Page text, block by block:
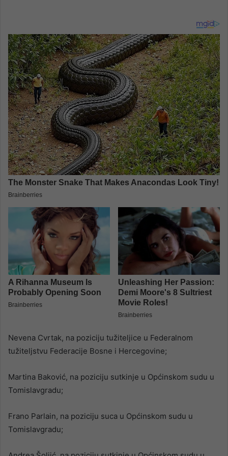
Nevena Cvrtak, na poziciju tužiteljice u Federalnom
tužiteljstvu Federacije Bosne i Hercegovine;
Martina Baković, na poziciju sutkinje u Općinskom sudu u
Tomislavgradu;
Frano Parlain, na poziciju suca u Općinskom sudu u
Tomislavgradu;